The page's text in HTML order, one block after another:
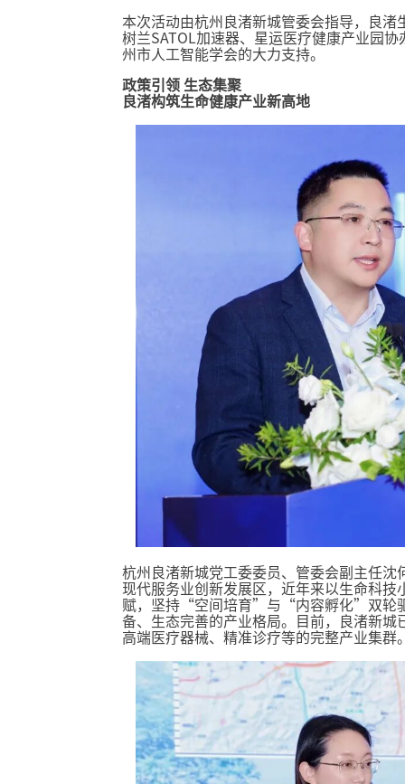
本次活动由杭州良渚新城管委会指导，良
树兰SATOL加速器、星运医疗健康产业园
州市人工智能学会的大力支持。
政策引领 生态集聚
良渚构筑生命健康产业新高地
杭州良渚新城党工委委员、管委会副主任
现代服务业创新发展区，近年来以生命科
赋，坚持“空间培育”与“内容孵化”双轮
备、生态完善的产业格局。目前，良渚新
高端医疗器械、精准诊疗等的完整产业集群